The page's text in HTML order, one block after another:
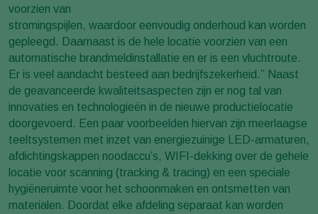
voorzien van
stromingspijlen, waardoor eenvoudig onderhoud kan worden
gepleegd. Daarnaast is de hele locatie voorzien van een
automatische brandmeldinstallatie en er is een vluchtroute.
Er is veel aandacht besteed aan bedrijfszekerheid.” Naast
de geavanceerde kwaliteitsaspecten zijn er nog tal van
innovaties en technologieën in de nieuwe productielocatie
doorgevoerd. Een paar voorbeelden hiervan zijn meerlaagse
teeltsystemen met inzet van energiezuinige LED-armaturen,
afdichtingskappen noodaccu’s, WIFI-dekking over de gehele
locatie voor scanning (tracking & tracing) en een speciale
hygiëneruimte voor het schoonmaken en ontsmetten van
materialen. Doordat elke afdeling separaat kan worden